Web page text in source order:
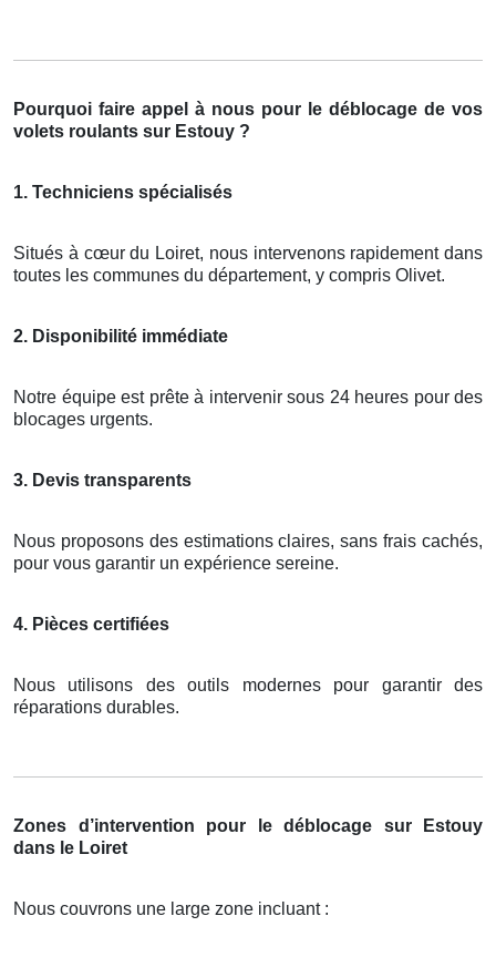
Pourquoi faire appel à nous pour le déblocage de vos
volets roulants sur Estouy ?
1. Techniciens spécialisés
Situés à cœur du Loiret, nous intervenons rapidement dans
toutes les communes du département, y compris Olivet.
2. Disponibilité immédiate
Notre équipe est prête à intervenir sous 24 heures pour des
blocages urgents.
3. Devis transparents
Nous proposons des estimations claires, sans frais cachés,
pour vous garantir un expérience sereine.
4. Pièces certifiées
Nous utilisons des outils modernes pour garantir des
réparations durables.
Zones d’intervention pour le déblocage sur Estouy
dans le Loiret
Nous couvrons une large zone incluant :